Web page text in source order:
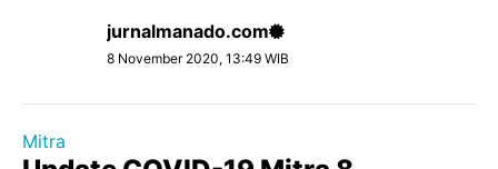
jurnalmanado.com
8 November 2020, 13:49 WIB
Mitra